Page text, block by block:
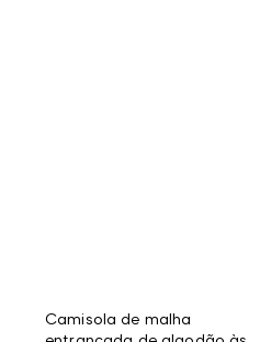
Camisola de malha